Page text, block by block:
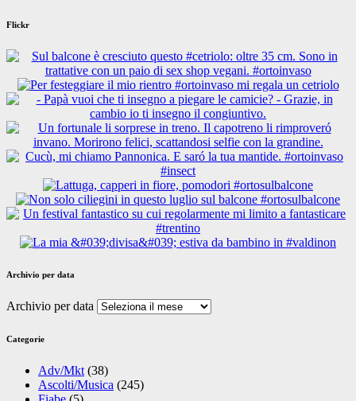
Flickr
Archivio per data
Archivio per data
Categorie
Adv/Mkt (38)
Ascolti/Musica (245)